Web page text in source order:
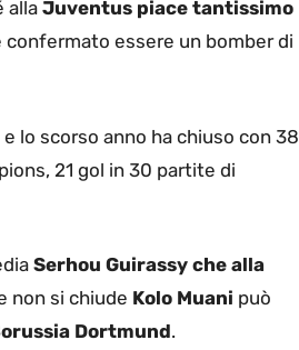
alla Juventus piace tantissimo
confermato essere un bomber di
lo scorso anno ha chiuso con 38
21 gol in 30 partite di
Serhou Guirassy che alla
non si chiude Kolo Muani può
Dortmund.